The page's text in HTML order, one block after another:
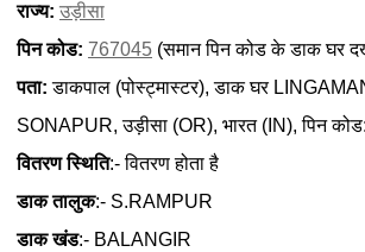
राज्य: उड़ीसा
पिन कोड: 767045 (समान पिन कोड के डाक घर
पता: डाकपाल (पोस्ट्मास्टर), डाक घर
SONAPUR, उड़ीसा (OR), भारत (IN), पिन
वितरण स्थिति:- वितरण होता है
डाक तालुक:- S.RAMPUR
डाक खंड:- BALANGIR